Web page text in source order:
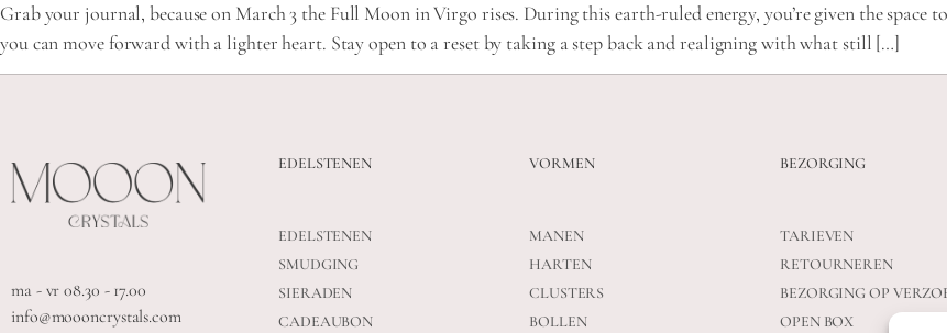
Grab your journal, because on March 3 the Full Moon in Virgo rises. During this earth-ruled energy, you’re given the space
you can move forward with a lighter heart. Stay open to a reset by taking a step back and realigning with what still […]
ma - vr 08.30 - 17.00
info@moooncrystals.com
EDELSTENEN
EDELSTENEN
SMUDGING
SIERADEN
CADEAUBON
VORMEN
MANEN
HARTEN
CLUSTERS
BOLLEN
BEZORGING
TARIEVEN
RETOURNEREN
BEZORGING OP
OPEN BOX